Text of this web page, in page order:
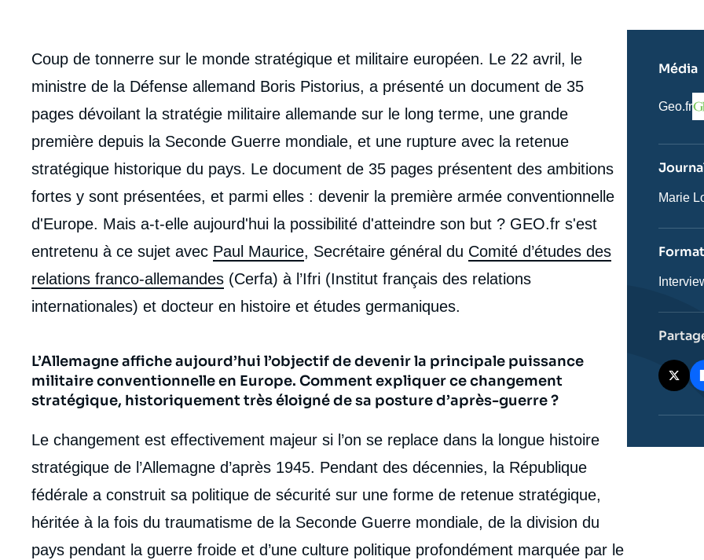
body
Coup de tonnerre sur le monde stratégique et militaire européen. Le 22 avril, le
ministre de la Défense allemand Boris Pistorius, a présenté un document de 35
pages dévoilant la stratégie militaire allemande sur le long terme, une grande
première depuis la Seconde Guerre mondiale, et une rupture avec la retenue
stratégique historique du pays. Le document de 35 pages présentent des ambitions
fortes y sont présentées, et parmi elles : devenir la première armée conventionnelle
d'Europe. Mais a-t-elle aujourd'hui la possibilité d'atteindre son but ? GEO.fr s'est
entretenu à ce sujet avec Paul Maurice, Secrétaire général du Comité d’études des
relations franco-allemandes (Cerfa) à l’Ifri (Institut français des relations
internationales) et docteur en histoire et études germaniques.
L’Allemagne affiche aujourd’hui l’objectif de devenir la principale puissance
militaire conventionnelle en Europe. Comment expliquer ce changement
stratégique, historiquement très éloigné de sa posture d’après-guerre ?
Le changement est effectivement majeur si l’on se replace dans la longue histoire
stratégique de l’Allemagne d’après 1945. Pendant des décennies, la République
fédérale a construit sa politique de sécurité sur une forme de retenue stratégique,
héritée à la fois du traumatisme de la Seconde Guerre mondiale, de la division du
pays pendant la guerre froide et d’une culture politique profondément marquée par le
Média
Nom
revue
Geo.fr
Marie
Format